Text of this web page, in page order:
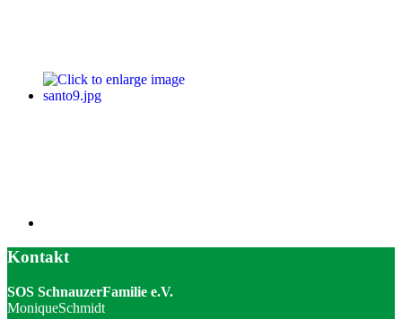
Kontakt
SOS SchnauzerFamilie e.V.
MoniqueSchmidt